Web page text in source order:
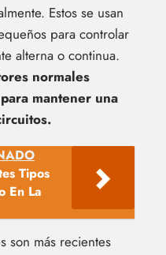
Estos se usan
para controlar
alterna o continua.
normales
mantener una
Tipos
En La
son más recientes